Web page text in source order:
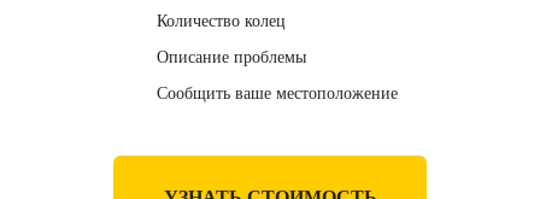
Количество колец
Описание проблемы
Сообщить ваше местоположение